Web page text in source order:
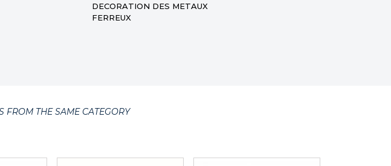
DECORATION DES METAUX
FERREUX
THE SAME CATEGORY